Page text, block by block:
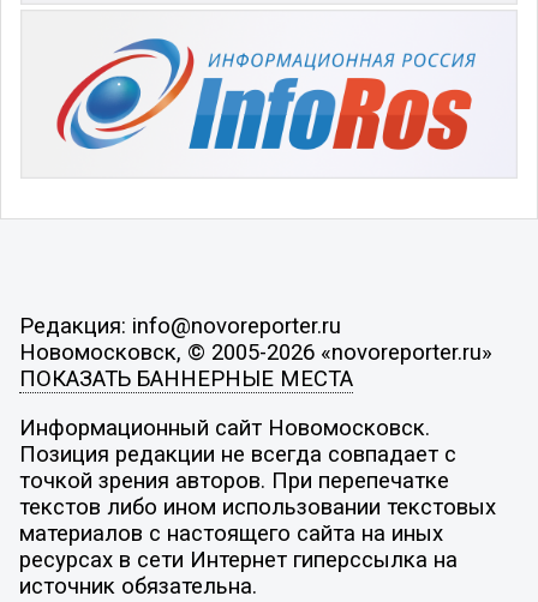
Редакция: info@novoreporter.ru
Новомосковск, © 2005-2026 «novoreporter.ru»
ПОКАЗАТЬ БАННЕРНЫЕ МЕСТА
Информационный сайт Новомосковск.
Позиция редакции не всегда совпадает с
точкой зрения авторов. При перепечатке
текстов либо ином использовании текстовых
материалов с настоящего сайта на иных
ресурсах в сети Интернет гиперссылка на
источник обязательна.